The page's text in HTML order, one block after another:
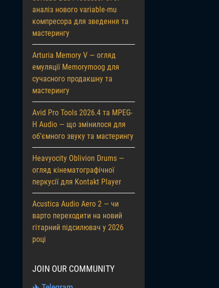
аналіз нового variable-mu
компресора для зведення та
мастерингу
Arturia Memory V — огляд
емуляції Memorymoog для
сучасного продакшну та
мастерингу
Avid Pro Tools 2026.4 та MPEG-
H Audio — що змінилося для
об’ємного звуку та мастерингу
Heavyocity Oblivion Drums —
огляд кінематографічної
перкусії для Kontakt Player
Acustica Audio Aero 2 — чи
варто переходити на новий
гітарний підсилювач у 2026
році
JOIN OUR COMMUNITY